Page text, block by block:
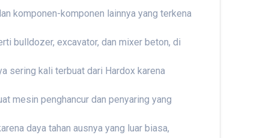
komponen-komponen lainnya yang terkena
bulldozer, excavator, dan mixer beton, di
sering kali terbuat dari Hardox karena
mesin penghancur dan penyaring yang
daya tahan ausnya yang luar biasa,